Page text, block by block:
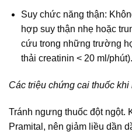
Suy chức năng thận:
hợp suy thận nhẹ hoặc
cứu trong những trường
thải creatinin < 20 ml/phút).
Các triệu chứng cai thuốc
Tránh ngưng thuốc đột ngột.
Pramital, nên giảm liều dần